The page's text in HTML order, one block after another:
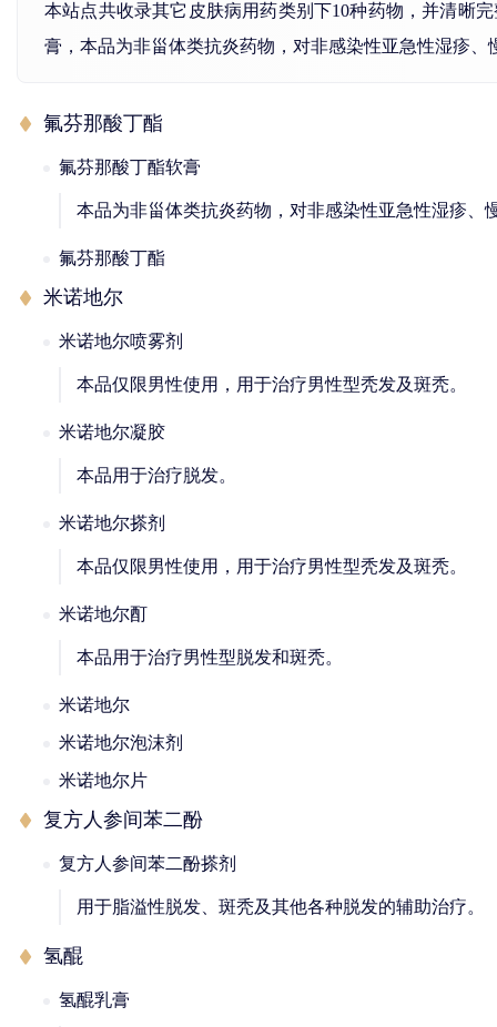
本站点共收录其它皮肤病用药类别下10种药物，并清晰
膏，本品为非甾体类抗炎药物，对非感染性亚急性湿疹
氟芬那酸丁酯
氟芬那酸丁酯软膏
本品为非甾体类抗炎药物，对非感染性亚急性湿疹
氟芬那酸丁酯
米诺地尔
米诺地尔喷雾剂
本品仅限男性使用，用于治疗男性型秃发及斑秃。
米诺地尔凝胶
本品用于治疗脱发。
米诺地尔搽剂
本品仅限男性使用，用于治疗男性型秃发及斑秃。
米诺地尔酊
本品用于治疗男性型脱发和斑秃。
米诺地尔
米诺地尔泡沫剂
米诺地尔片
复方人参间苯二酚
复方人参间苯二酚搽剂
用于脂溢性脱发、斑秃及其他各种脱发的辅助治疗。
氢醌
氢醌乳膏